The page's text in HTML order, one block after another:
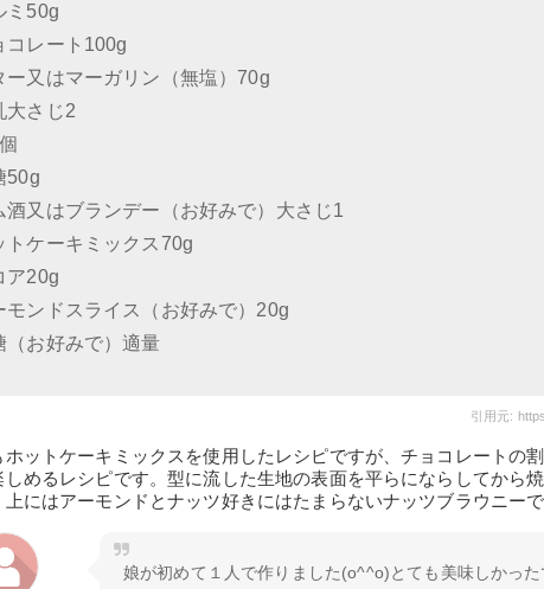
ミ50g
コレート100g
ー又はマーガリン（無塩）70g
大さじ2
50g
酒又はブランデー（お好みで）大さじ1
トケーキミックス70g
ア20g
モンドスライス（お好みで）20g
（お好みで）適量
引用元:
ホットケーキミックスを使用したレシピですが、チョコレートの
しめるレシピです。型に流した生地の表面を平らにならしてから
上にはアーモンドとナッツ好きにはたまらないナッツブラウニーで
娘が初めて１人で作りました(o^^o)とても美味しかった